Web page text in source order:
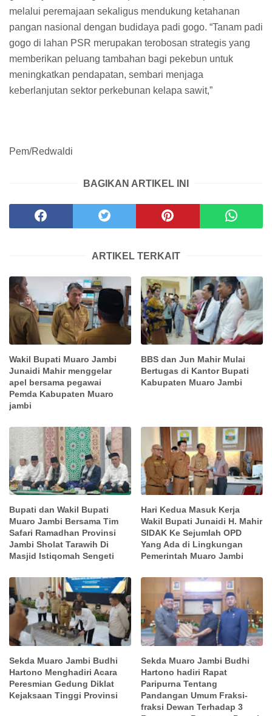
melalui peremajaan sekaligus mendukung ketahanan
pangan nasional dengan budidaya padi gogo. “Tanam padi
gogo di lahan PSR merupakan terobosan strategis yang
memberikan peluang tambahan bagi pekebun untuk
meningkatkan pendapatan, sembari menjaga
keberlanjutan sektor perkebunan kelapa sawit,”
Pem/Redwaldi
BAGIKAN ARTIKEL INI
ARTIKEL TERKAIT
Wakil Bupati Muaro Jambi
Junaidi Mahir menggelar
apel bersama pegawai
Pemda Kabupaten Muaro
jambi
BBS dan Jun Mahir Mulai
Bertugas di Kantor Bupati
Kabupaten Muaro Jambi
Bupati dan Wakil Bupati
Muaro Jambi Bersama Tim
Safari Ramadhan Provinsi
Jambi Sholat Tarawih Di
Masjid Istiqomah Sengeti
Hari Kedua Masuk Kerja
Wakil Bupati Junaidi H. Mahir
SIDAK Ke Sejumlah OPD
Yang Ada di Lingkungan
Pemerintah Muaro Jambi
Sekda Muaro Jambi Budhi
Hartono Menghadiri Acara
Peresmian Gedung Diklat
Kejaksaan Tinggi Provinsi
Sekda Muaro Jambi Budhi
Hartono hadiri Rapat
Paripurna Tentang
Pandangan Umum Fraksi-
fraksi Dewan Terhadap 3